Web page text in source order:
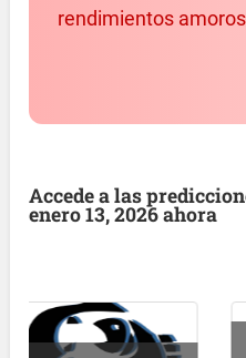
rendimientos
Accede a las
enero 13, 2026 ahora
Escorpio, martes 13 de enero de